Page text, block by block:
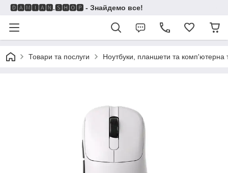
🅳🅰🅼🅸🅰🅽.🆂🅷🅾🅿 - Знайдемо все!
Товари та послуги Ноутбуки, планшети та комп'ютерна